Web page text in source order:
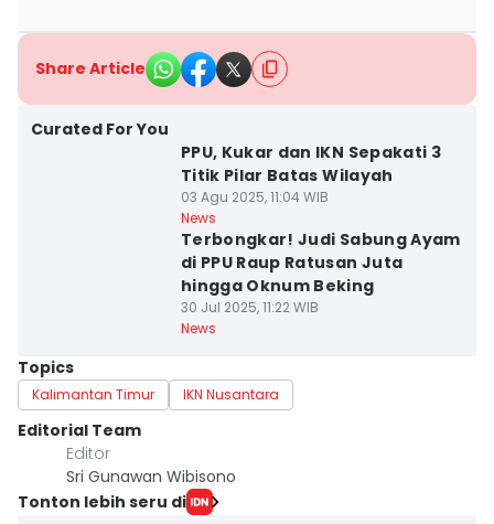
Share Article
Curated For You
PPU, Kukar dan IKN Sepakati 3
Titik Pilar Batas Wilayah
03 Agu 2025, 11:04 WIB
News
Terbongkar! Judi Sabung Ayam
di PPU Raup Ratusan Juta
hingga Oknum Beking
30 Jul 2025, 11:22 WIB
News
Topics
Kalimantan Timur IKN Nusantara
Editorial Team
Editor
Sri Gunawan Wibisono
Tonton lebih seru di